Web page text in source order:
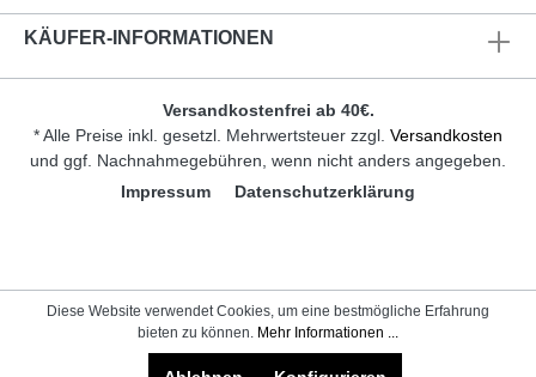
KÄUFER-INFORMATIONEN
Versandkostenfrei ab 40€.
* Alle Preise inkl. gesetzl. Mehrwertsteuer zzgl. Versandkosten
und ggf. Nachnahmegebühren, wenn nicht anders angegeben.
Impressum
Datenschutzerklärung
Diese Website verwendet Cookies, um eine bestmögliche Erfahrung
bieten zu können. Mehr Informationen ...